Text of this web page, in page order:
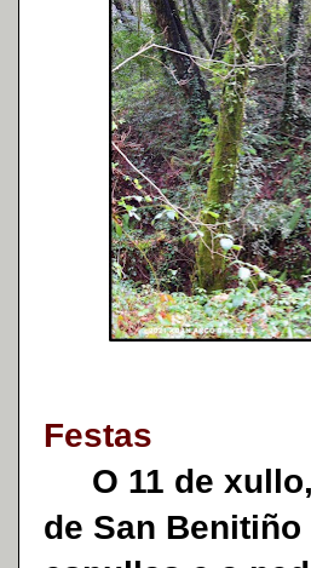
Festas
O 11 de xullo,
de San